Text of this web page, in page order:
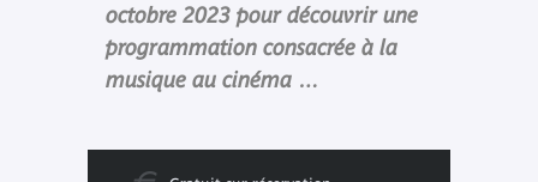
octobre 2023 pour découvrir une
programmation consacrée à la
musique au cinéma …